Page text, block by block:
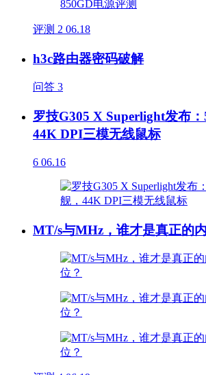
评测 2 06.18
h3c路由器密码破解
问答 3
罗技G305 X Superlight发布：
44K DPI三模无线鼠标
6 06.16
MT/s与MHz，谁才是真正的